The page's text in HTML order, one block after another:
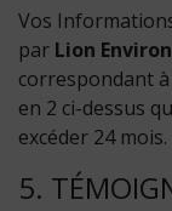
Vos
par Lion
correspondant à
en 2 ci-dessus
excéder 24 mois.
5.